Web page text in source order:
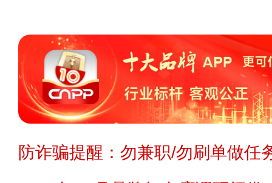
防诈骗提醒：勿兼职/勿刷单做任